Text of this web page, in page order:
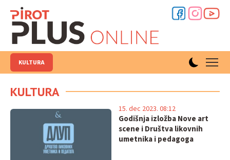
KULTURA
KULTURA
Godišnja izložba Nove art
scene i Društva likovnih
umetnika i pedagoga
15. dec 2023. 08:12